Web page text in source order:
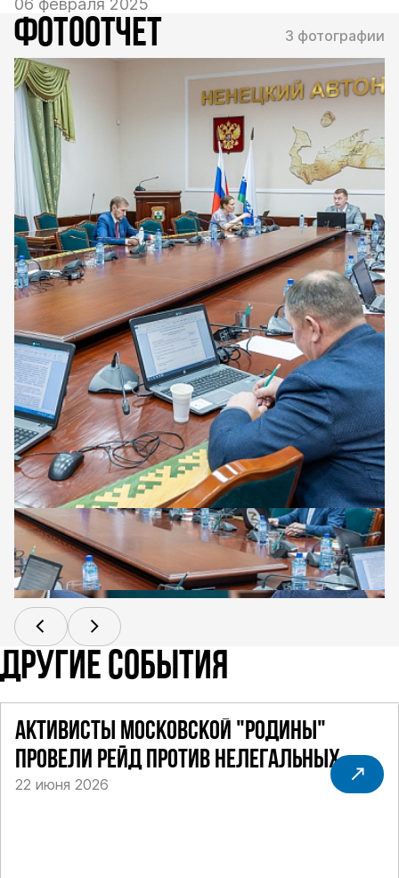
ФОТООТЧЕТ 3 фотографии
ДРУГИЕ СОБЫТИЯ
АКТИВИСТЫ МОСКОВСКОЙ "РОДИНЫ"
ПРОВЕЛИ РЕЙД ПРОТИВ НЕЛЕГАЛЬНЫХ
ТАКСИ
22 июня 2026